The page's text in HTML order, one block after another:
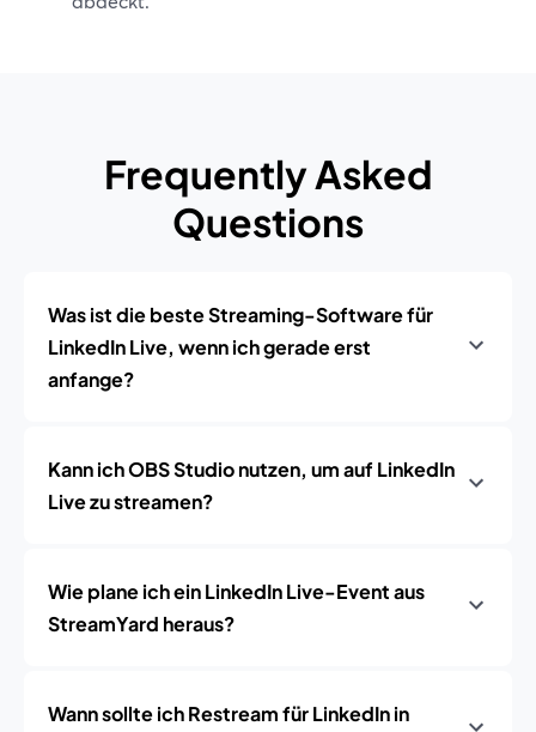
Frequently Asked
Questions
Was ist die beste Streaming-Software für
LinkedIn Live, wenn ich gerade erst
anfange?
Kann ich OBS Studio nutzen, um auf LinkedIn
Live zu streamen?
Wie plane ich ein LinkedIn Live-Event aus
StreamYard heraus?
Wann sollte ich Restream für LinkedIn in